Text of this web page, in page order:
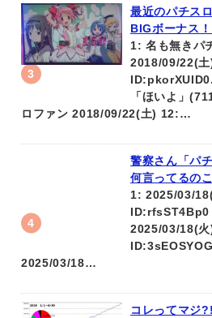
最近のパチス
BIGボーナス
1: 名も無きパ
2018/09/22(
「ほいよ」
ロファン 2018/09/22(土) 12:…
警察さん「パ
何言ってるの
1: 2025/03/
ID:rfsST4Bp0
2025/03/18(
2025/03/18…
コレってマジ